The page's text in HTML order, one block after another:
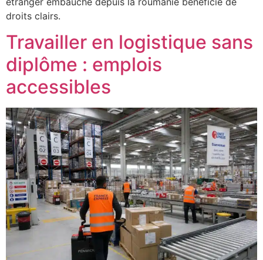
droits clairs.
Travailler en logistique sans
diplôme : emplois
accessibles